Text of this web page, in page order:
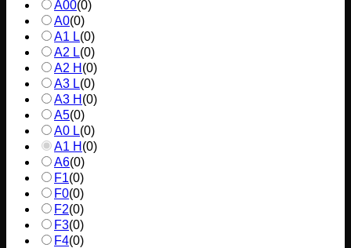
A00(0)
A0(0)
A1 L(0)
A2 L(0)
A2 H (0)
A3 L(0)
A3 H (0)
A5(0)
A0 L(0)
A1 H (0)
A6(0)
F1(0)
F0(0)
F2(0)
F3(0)
F4(0)